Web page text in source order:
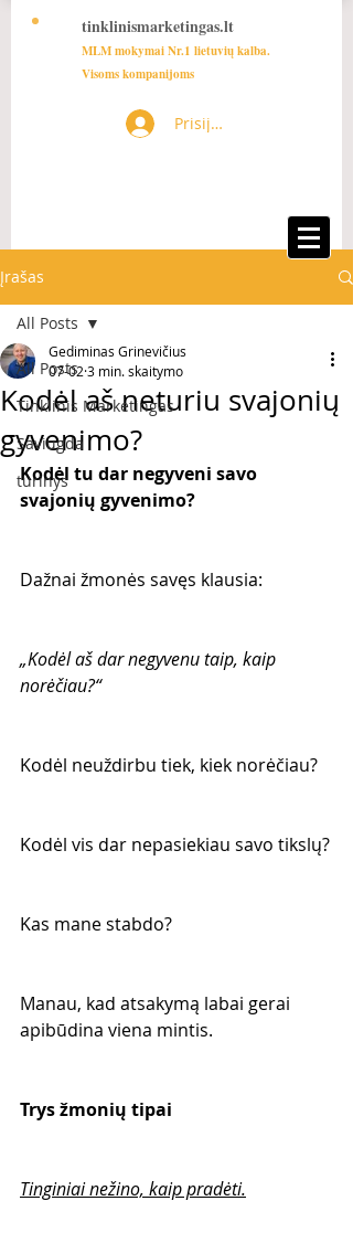
tinklinismarketingas.lt
MLM mokymai Nr.1 lietuvių kalba.
Visoms kompanijoms
Prisijungti
Įrašas
All Posts
Tinklinis Marketingas
Saviugda
turinys
All Posts
Kodėl aš neturiu svajonių
gyvenimo?
Gediminas Grinevičius
07-02 3 min. skaitymo
Kodėl tu dar negyveni savo
svajonių gyvenimo?
Dažnai žmonės savęs klausia:
„Kodėl aš dar negyvenu taip, kaip
norėčiau?“
Kodėl neuždirbu tiek, kiek norėčiau?
Kodėl vis dar nepasiekiau savo tikslų?
Kas mane stabdo?
Manau, kad atsakymą labai gerai
apibūdina viena mintis.
Trys žmonių tipai
Tinginiai nežino, kaip pradėti.